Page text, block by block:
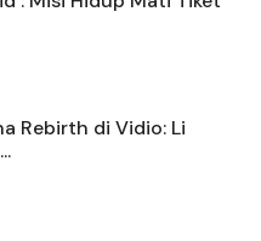
Rebirth di Vidio: Li